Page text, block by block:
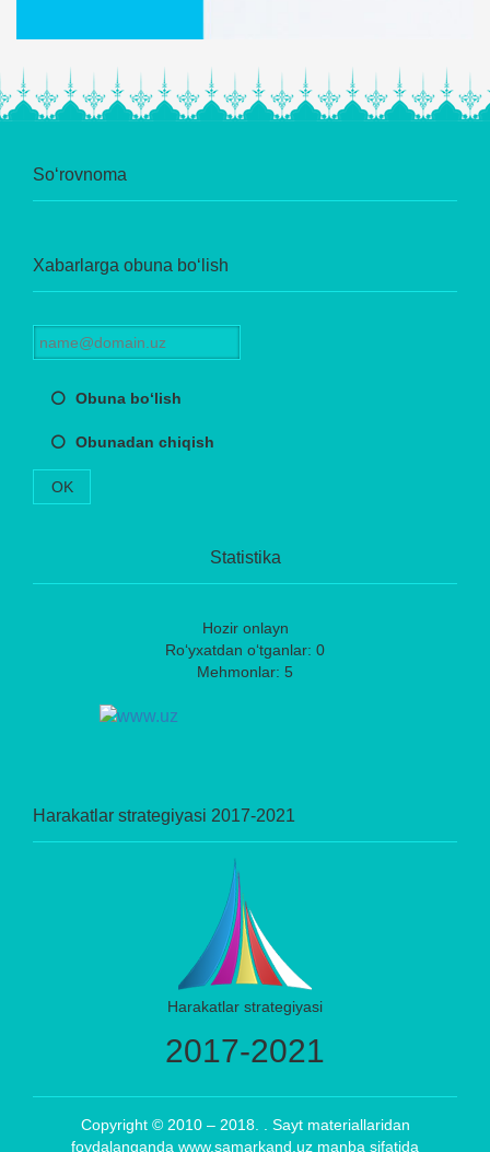
So‘rovnoma
Xabarlarga obuna bo‘lish
Obuna bo‘lish
Obunadan chiqish
OK
Statistika
Hozir onlayn
Ro‘yxatdan o‘tganlar: 0
Mehmonlar: 5
Harakatlar strategiyasi 2017-2021
Harakatlar strategiyasi
2017-2021
Copyright © 2010 – 2018. . Sayt materiallaridan
foydalanganda www.samarkand.uz manba sifatida